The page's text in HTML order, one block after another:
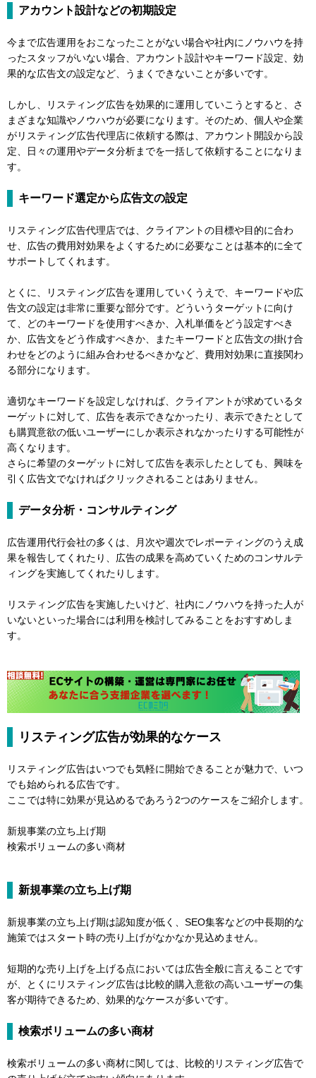
アカウント設計などの初期設定
今まで広告運用をおこなったことがない場合や社内にノウハウを持
ったスタッフがいない場合、アカウント設計やキーワード設定、効
果的な広告文の設定など、うまくできないことが多いです。
しかし、リスティング広告を効果的に運用していこうとすると、さ
まざまな知識やノウハウが必要になります。そのため、個人や企業
がリスティング広告代理店に依頼する際は、アカウント開設から設
定、日々の運用やデータ分析までを一括して依頼することになりま
す。
キーワード選定から広告文の設定
リスティング広告代理店では、クライアントの目標や目的に合わ
せ、広告の費用対効果をよくするために必要なことは基本的に全て
サポートしてくれます。
とくに、リスティング広告を運用していくうえで、キーワードや広
告文の設定は非常に重要な部分です。どういうターゲットに向け
て、どのキーワードを使用すべきか、入札単価をどう設定すべき
か、広告文をどう作成すべきか、またキーワードと広告文の掛け合
わせをどのように組み合わせるべきかなど、費用対効果に直接関わ
る部分になります。
適切なキーワードを設定しなければ、クライアントが求めているタ
ーゲットに対して、広告を表示できなかったり、表示できたとして
も購買意欲の低いユーザーにしか表示されなかったりする可能性が
高くなります。
さらに希望のターゲットに対して広告を表示したとしても、興味を
引く広告文でなければクリックされることはありません。
データ分析・コンサルティング
広告運用代行会社の多くは、月次や週次でレポーティングのうえ成
果を報告してくれたり、広告の成果を高めていくためのコンサルテ
ィングを実施してくれたりします。
リスティング広告を実施したいけど、社内にノウハウを持った人が
いないといった場合には利用を検討してみることをおすすめしま
す。
リスティング広告が効果的なケース
リスティング広告はいつでも気軽に開始できることが魅力で、いつ
でも始められる広告です。
ここでは特に効果が見込めるであろう2つのケースをご紹介します。
新規事業の立ち上げ期
検索ボリュームの多い商材
新規事業の立ち上げ期
新規事業の立ち上げ期は認知度が低く、SEO集客などの中長期的な
施策ではスタート時の売り上げがなかなか見込めません。
短期的な売り上げを上げる点においては広告全般に言えることです
が、とくにリスティング広告は比較的購入意欲の高いユーザーの集
客が期待できるため、効果的なケースが多いです。
検索ボリュームの多い商材
検索ボリュームの多い商材に関しては、比較的リスティング広告で